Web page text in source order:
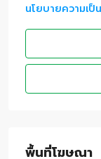
นโยบายความเป็
พื้นที่โฆษณา